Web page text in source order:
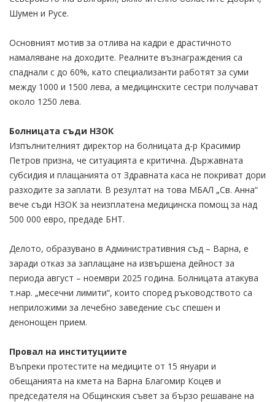
Шумен и Русе.
Основният мотив за отлива на кадри е драстичното
намаляване на доходите. Реалните възнаграждения са
спаднали с до 60%, като специализанти работят за суми
между 1000 и 1500 лева, а медицинските сестри получават
около 1250 лева.
Болницата съди НЗОК
Изпълнителният директор на болницата д-р Красимир
Петров призна, че ситуацията е критична. Държавната
субсидия и плащанията от Здравната каса не покриват дори
разходите за заплати. В резултат на това МБАЛ „Св. Анна“
вече съди НЗОК за неизплатена медицинска помощ за над
500 000 евро, предаде БНТ.
Делото, образувано в Административния съд – Варна, е
заради отказ за заплащане на извършена дейност за
периода август – ноември 2025 година. Болницата атакува
т.нар. „месечни лимити“, които според ръководството са
неприложими за лечебно заведение със спешен и
денонощен прием.
Провал на институциите
Въпреки протестите на медиците от 15 януари и
обещанията на кмета на Варна Благомир Коцев и
председателя на Общинския съвет за бързо решаване на